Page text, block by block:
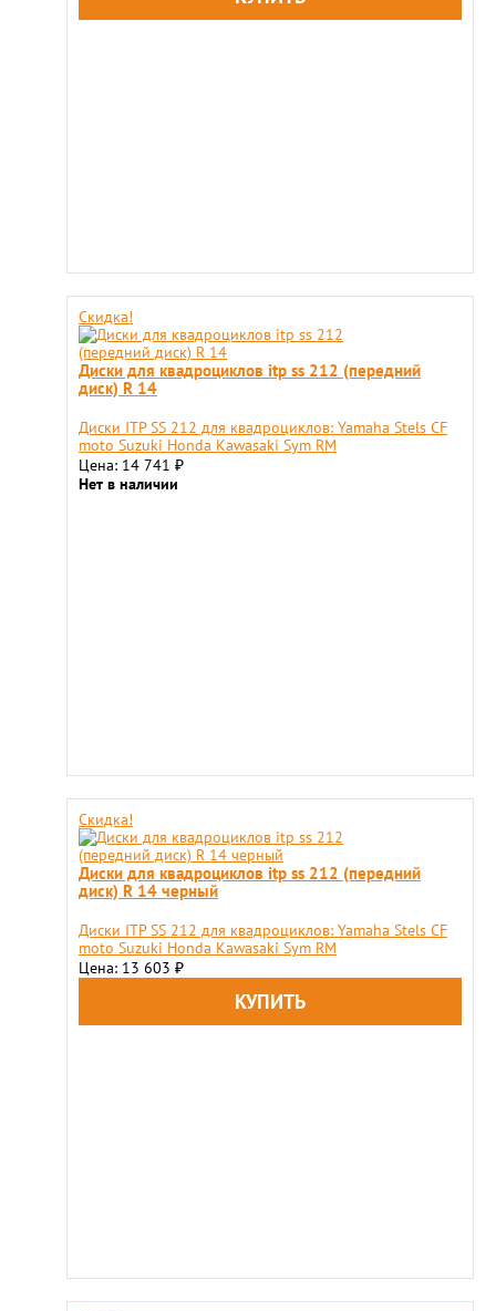
Скидка!
Диски для квадроциклов itp ss 212 (передний
диск) R 14
Диски ITP SS 212 для квадроциклов: Yamaha Stels CF
moto Suzuki Honda Kawasaki Sym RM
Цена: 14 741 ₽
Нет в наличии
Скидка!
Диски для квадроциклов itp ss 212 (передний
диск) R 14 черный
Диски ITP SS 212 для квадроциклов: Yamaha Stels CF
moto Suzuki Honda Kawasaki Sym RM
Цена: 13 603 ₽